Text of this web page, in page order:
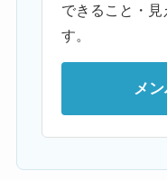
できること・見
す。
メ